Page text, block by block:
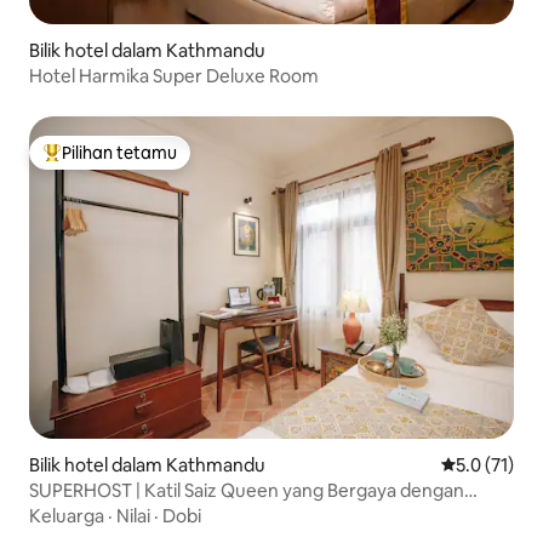
Bilik hotel dalam Kathmandu
Hotel Harmika Super Deluxe Room
Pilihan utama tetamu
Pilihan tetamu
Bilik hotel dalam Kathmandu Penarafan
5.0 (71)
SUPERHOST | Katil Saiz Queen yang Bergaya dengan
Sarapan!
Keluarga · Nilai · Dobi